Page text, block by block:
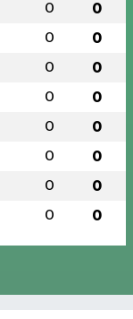
0 0
0 0
0 0
0 0
0 0
0 0
0 0
0 0